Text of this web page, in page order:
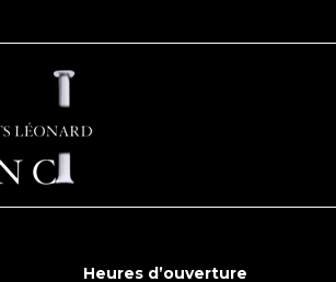
Heures d’ouverture